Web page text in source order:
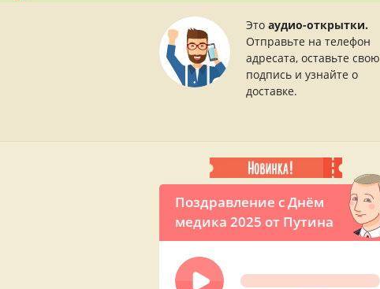
Это аудио-открытки.
Отправьте на телефон
адресата, оставьте свою
подпись и узнайте о
доставке.
Поздравление с Днём
медика 2025 от Путина